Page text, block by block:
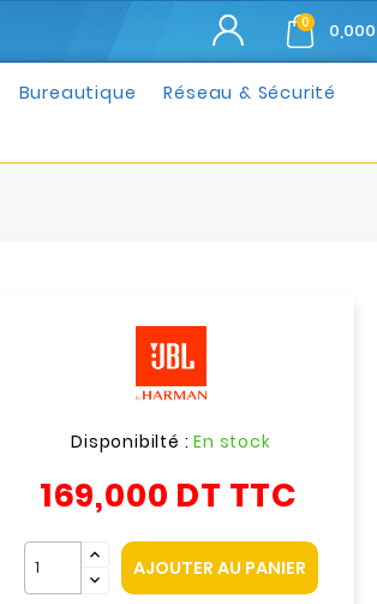
0
Bureautique Réseau & Sécurité
Disponibilté :En stock
169,000 DT TTC
AJOUTER AU PANIER